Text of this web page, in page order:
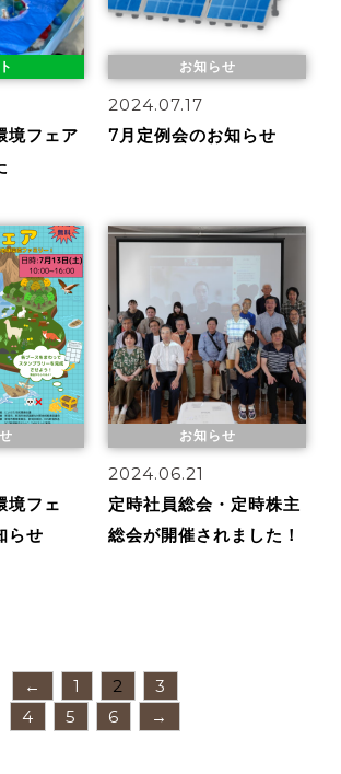
境フェア
お知らせ
2024.07.17
7月定例会のお知らせ
境フェ
らせ
お知らせ
2024.06.21
定時社員総会・定時株主
総会が開催されました！
← 1 2
3
4
5 6 →